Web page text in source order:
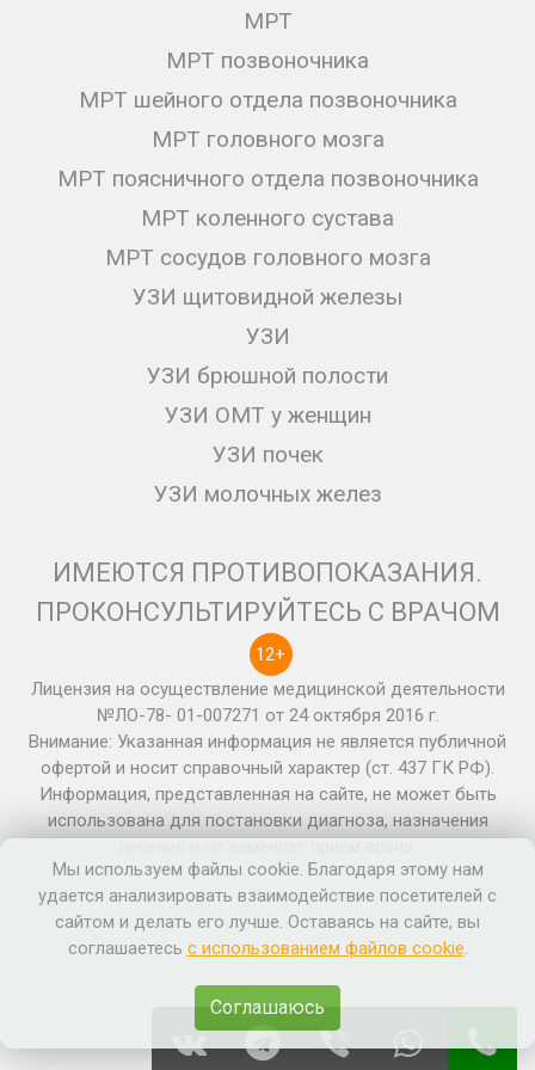
МРТ
МРТ позвоночника
МРТ шейного отдела позвоночника
МРТ головного мозга
МРТ поясничного отдела позвоночника
МРТ коленного сустава
МРТ сосудов головного мозга
УЗИ щитовидной железы
УЗИ
УЗИ брюшной полости
УЗИ ОМТ у женщин
УЗИ почек
УЗИ молочных желез
ИМЕЮТСЯ ПРОТИВОПОКАЗАНИЯ.
ПРОКОНСУЛЬТИРУЙТЕСЬ С ВРАЧОМ
12+
Лицензия на осуществление медицинской деятельности
№ЛО-78- 01-007271 от 24 октября 2016 г.
Внимание: Указанная информация не является публичной
офертой и носит справочный характер (ст. 437 ГК РФ).
Информация, представленная на сайте, не может быть
использована для постановки диагноза, назначения
Мы используем файлы cookie. Благодаря этому нам
удается анализировать взаимодействие посетителей с
сайтом и делать его лучше. Оставаясь на сайте, вы
соглашаетесь с использованием файлов cookie.
Соглашаюсь